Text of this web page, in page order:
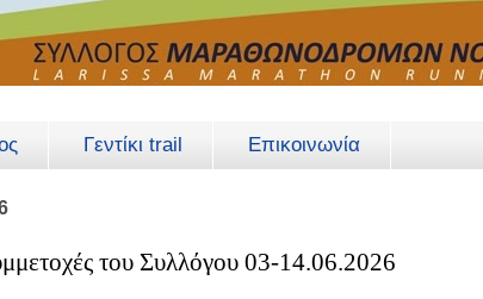
Γεντίκι trail Επικοινωνία
του Συλλόγου 03-14.06.2026